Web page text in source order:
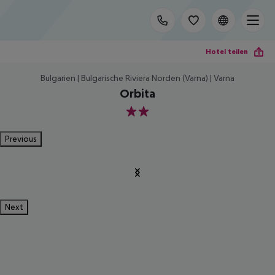
Hotel teilen
Bulgarien | Bulgarische Riviera Norden (Varna) | Varna
Orbita
2
Previous
Next